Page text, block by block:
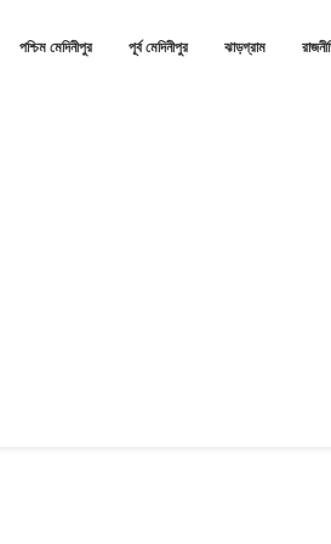
পশ্চিম মেদিনীপুর পূর্ব মেদিনীপুর ঝাড়গ্রাম